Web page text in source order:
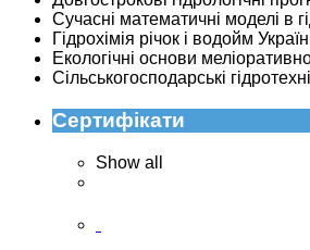
Сучасні математичні моделі в
Гідрохімія річок і водойм
Екологічні основи
Сільськогосподарські
Сертифікати
Show all